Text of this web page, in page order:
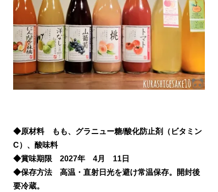
◆原材料 もも、グラニュー糖/酸化防止剤（ビタミン
C）、酸味料
◆賞味期限 2027年 4月 11日
◆保存方法 高温・直射日光を避け常温保存。開封後
要冷蔵。